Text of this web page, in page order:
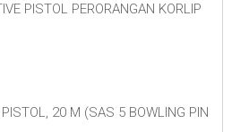
PISTOL PERORANGAN KORLIP
20 M (SAS 5 BOWLING PIN